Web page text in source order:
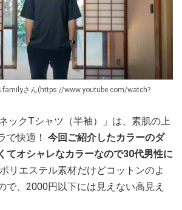
familyさん(https://www.youtube.com/watch?
ックTシャツ（半袖）」は、素肌の上
で快適！ 今回ご紹介したカラーのダ
てオシャレなカラーなので30代男性に
ポリエステル素材だけどコットンのよ
で、2000円以下には見えない高見え